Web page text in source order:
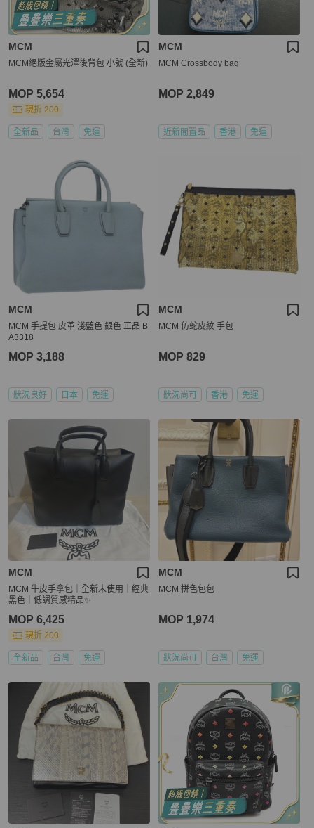
MCM
MCM絕版金屬光澤後背包 小號 (全新)
MOP 5,654
現折 200
全新品 台灣 免運
MCM
MCM Crossbody bag
MOP 2,849
近新閒置品 香港 免運
MCM
MCM 手提包 皮革 淺藍色 銀色 正品 B
A3318
MOP 3,188
狀況良好 日本 免運
MCM
MCM 仿蛇皮紋 手包
MOP 829
狀況尚可 香港 免運
MCM
MCM 牛皮手拿包｜全新未使用｜經典
黑色｜低調質感精品✨
MOP 6,425
現折 200
全新品 台灣 免運
MCM
MCM 拼色包包
MOP 1,974
狀況尚可 台灣 免運